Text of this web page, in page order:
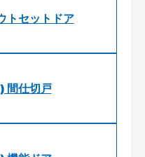
トセットドア
間仕切戸